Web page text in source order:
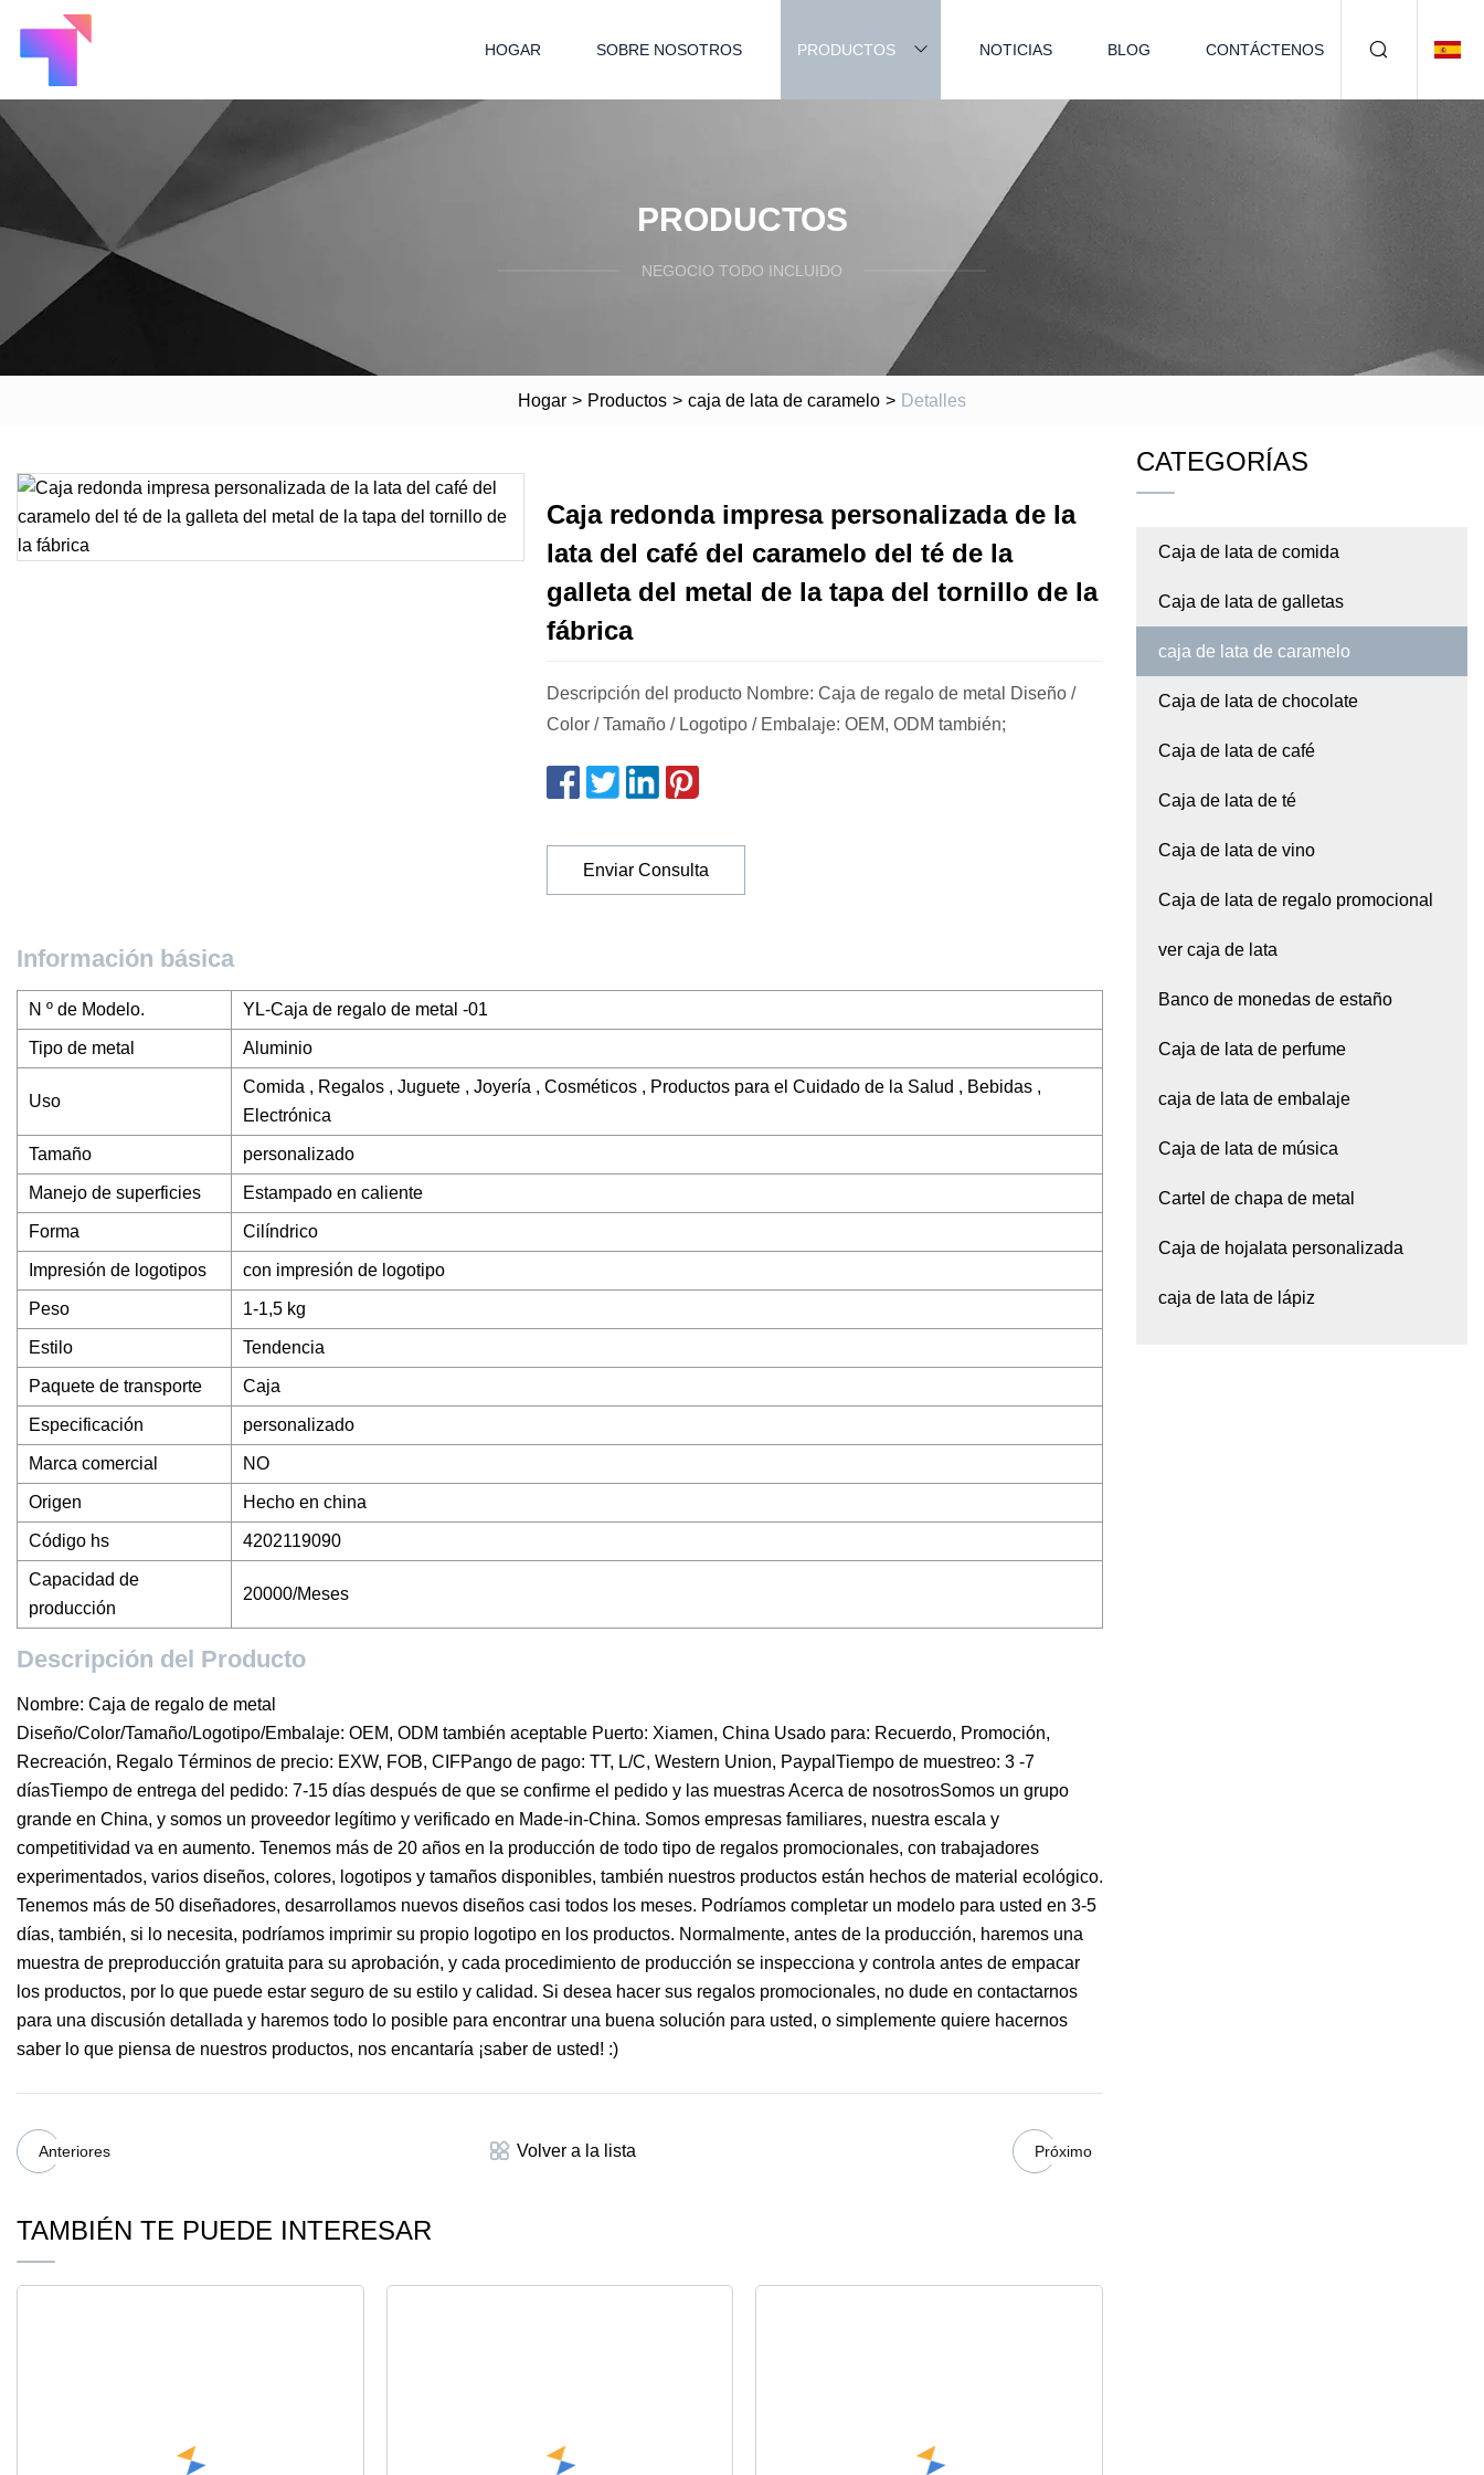
HOGAR SOBRE NOSOTROS PRODUCTOS NOTICIAS BLOG CONTÁCTENOS
PRODUCTOS
NEGOCIO TODO INCLUIDO
Hogar > Productos > caja de lata de caramelo > Detalles
Caja redonda impresa personalizada de la
lata del café del caramelo del té de la
galleta del metal de la tapa del tornillo de la
fábrica
Descripción del producto Nombre: Caja de regalo de metal Diseño /
Color / Tamaño / Logotipo / Embalaje: OEM, ODM también;
Enviar Consulta
Información básica
N º de Modelo. YL-Caja de regalo de metal -01
Tipo de metal Aluminio
Uso
Comida , Regalos , Juguete , Joyería , Cosméticos , Productos para el Cuidado de la Salud , Bebidas ,
Electrónica
Tamaño personalizado
Manejo de superficies Estampado en caliente
Forma Cilíndrico
Impresión de logotipos con impresión de logotipo
Peso 1-1,5 kg
Estilo Tendencia
Paquete de transporte Caja
Especificación personalizado
Marca comercial NO
Origen Hecho en china
Código hs 4202119090
Capacidad de
producción
20000/Meses
Descripción del Producto
Nombre: Caja de regalo de metal
Diseño/Color/Tamaño/Logotipo/Embalaje: OEM, ODM también aceptable Puerto: Xiamen, China Usado para: Recuerdo, Promoción,
Recreación, Regalo Términos de precio: EXW, FOB, CIFPango de pago: TT, L/C, Western Union, PaypalTiempo de muestreo: 3 -7
díasTiempo de entrega del pedido: 7-15 días después de que se confirme el pedido y las muestras Acerca de nosotrosSomos un grupo
grande en China, y somos un proveedor legítimo y verificado en Made-in-China. Somos empresas familiares, nuestra escala y
competitividad va en aumento. Tenemos más de 20 años en la producción de todo tipo de regalos promocionales, con trabajadores
experimentados, varios diseños, colores, logotipos y tamaños disponibles, también nuestros productos están hechos de material ecológico.
Tenemos más de 50 diseñadores, desarrollamos nuevos diseños casi todos los meses. Podríamos completar un modelo para usted en 3-5
días, también, si lo necesita, podríamos imprimir su propio logotipo en los productos. Normalmente, antes de la producción, haremos una
muestra de preproducción gratuita para su aprobación, y cada procedimiento de producción se inspecciona y controla antes de empacar
los productos, por lo que puede estar seguro de su estilo y calidad. Si desea hacer sus regalos promocionales, no dude en contactarnos
para una discusión detallada y haremos todo lo posible para encontrar una buena solución para usted, o simplemente quiere hacernos
saber lo que piensa de nuestros productos, nos encantaría ¡saber de usted! :)
Anteriores Volver a la lista Próximo
TAMBIÉN TE PUEDE INTERESAR
CATEGORÍAS
Caja de lata de comida
Caja de lata de galletas
caja de lata de caramelo
Caja de lata de chocolate
Caja de lata de café
Caja de lata de té
Caja de lata de vino
Caja de lata de regalo promocional
ver caja de lata
Banco de monedas de estaño
Caja de lata de perfume
caja de lata de embalaje
Caja de lata de música
Cartel de chapa de metal
Caja de hojalata personalizada
caja de lata de lápiz